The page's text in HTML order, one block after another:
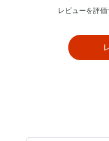
レビューを評価